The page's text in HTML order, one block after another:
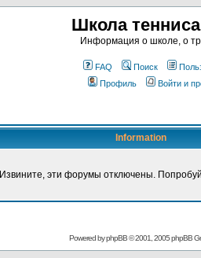
Школа
Информация о школе, о
FAQ Поиск
Профиль
Войти и
Information
Извините, эти форумы отключены.
Powered byphpBB© 2001, 2005 phpBB